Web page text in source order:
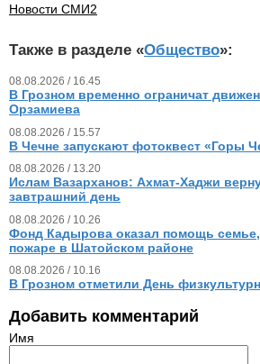
Новости СМИ2
Также в разделе «Общество»:
08.08.2026 / 16.45
В Грозном временно ограничат
Орзамиева
08.08.2026 / 15.57
В Чечне запускают фотоквест «Горы
08.08.2026 / 13.20
Ислам Вазарханов: Ахмат-Хаджи
завтрашний день
08.08.2026 / 10.26
Фонд Кадырова оказал помощь
пожаре в Шатойском районе
08.08.2026 / 10.16
В Грозном отметили День
Добавить комментарий
Имя